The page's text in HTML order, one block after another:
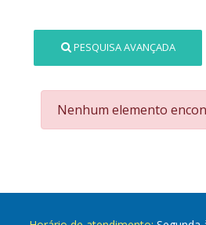
PESQUISA AVANÇADA
Nenhum elemento